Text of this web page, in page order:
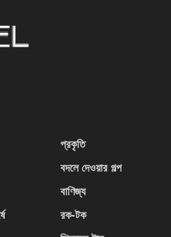
প্রকৃতি
বদলে দেওয়ার গল্প
বাণিজ্য
রক-টক